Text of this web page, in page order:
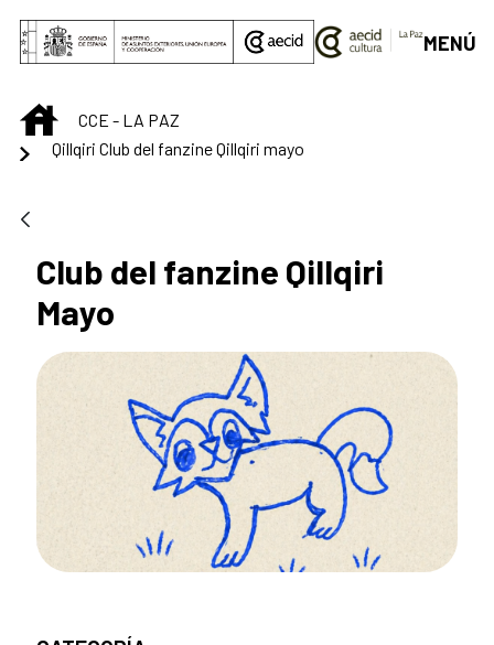
Saltar al contenido principal
MENÚ
INICIOCCE - LA PAZ
Qillqiri Club del fanzine Qillqiri mayo
Club del fanzine Qillqiri
Mayo